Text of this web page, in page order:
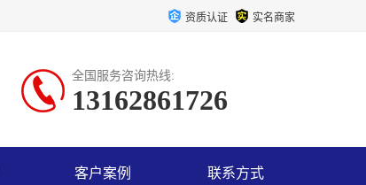
资质认证 实名商家
全国服务咨询热线:
13162861726
客户案例 联系方式